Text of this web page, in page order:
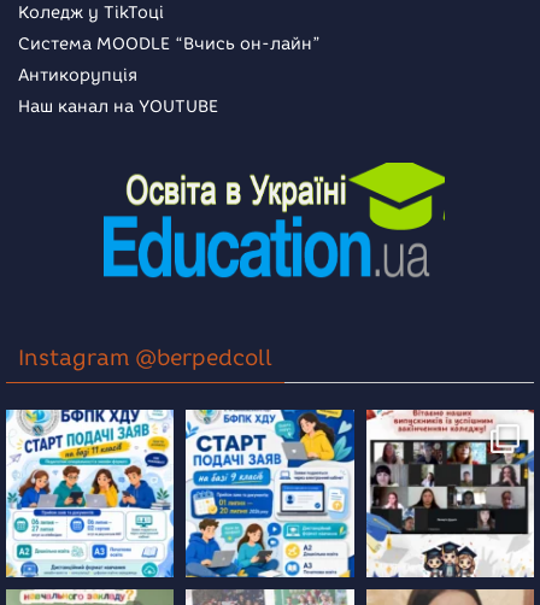
Коледж у TikToці
Система MOODLE “Вчись он-лайн”
Антикорупція
Наш канал на YOUTUBE
Instagram @berpedcoll